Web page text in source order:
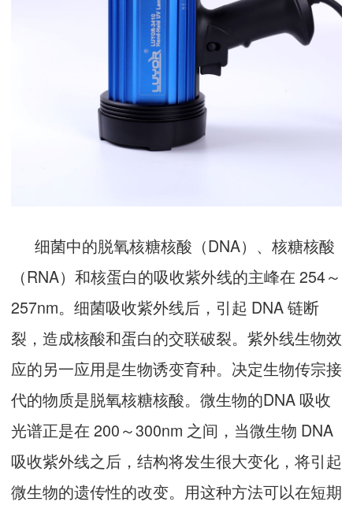
细菌中的脱氧核糖核酸（DNA）、核糖核酸
（RNA）和核蛋白的吸收紫外线的主峰在 254～
257nm。细菌吸收紫外线后，引起 DNA 链断
裂，造成核酸和蛋白的交联破裂。紫外线生物效
应的另一应用是生物诱变育种。决定生物传宗接
代的物质是脱氧核糖核酸。微生物的DNA 吸收
光谱正是在 200～300nm 之间，当微生物 DNA
吸收紫外线之后，结构将发生很大变化，将引起
微生物的遗传性的改变。用这种方法可以在短期